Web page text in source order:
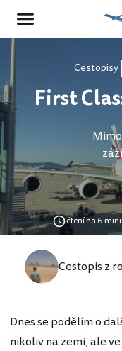
Cestopisy
First
čtení na 6
Cestopis z
Dnes se podělím o
nikoliv na zemi, ale